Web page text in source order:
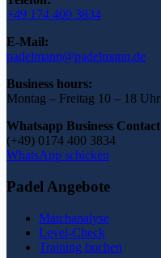
+49 174 400 3834
E-Mail:
padelmann@padelmann.de
Business hours:
Montag – Freitag 10 – 18 Uhr
Whatsapp Business Contact
(+49) 0174 400 3834
WhatsApp schicken
Padel Angebote
Matchanalyse
Level-Check
Training buchen